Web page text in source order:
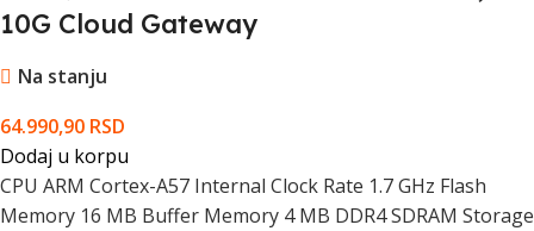
10G Cloud Gateway
Na stanju
64.990,90 RSD
Dodaj u korpu
CPU ARM Cortex-A57 Internal Clock Rate 1.7 GHz Flash
Memory 16 MB Buffer Memory 4 MB DDR4 SDRAM Storage